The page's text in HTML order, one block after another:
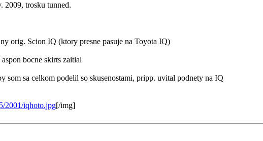
2009, trosku tunned.
orig. Scion IQ (ktory presne pasuje na Toyota IQ)
bocne skirts zaitial
som sa celkom podelil so skusenostami, pripp. uvital podnety na IQ
2001/iqhoto.jpg[/img]